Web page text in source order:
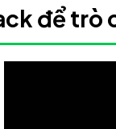
để trò